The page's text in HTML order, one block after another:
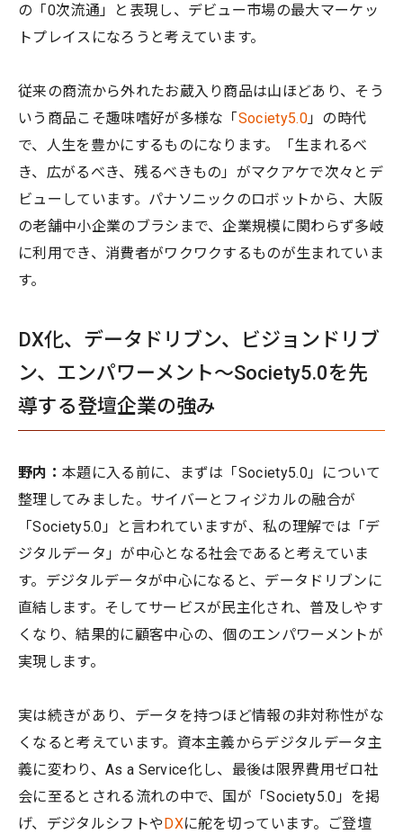
の「0次流通」と表現し、デビュー市場の最大マーケッ
トプレイスになろうと考えています。
従来の商流から外れたお蔵入り商品は山ほどあり、そう
いう商品こそ趣味嗜好が多様な「Society5.0 」の時代
で、人生を豊かにするものになります。「生まれるべ
き、広がるべき、残るべきもの」がマクアケで次々とデ
ビューしています。パナソニックのロボットから、大阪
の老舗中小企業のブラシまで、企業規模に関わらず多岐
に利用でき、消費者がワクワクするものが生まれていま
す。
DX化、データドリブン、ビジョンドリブ
ン、エンパワーメント～Society5.0を先
導する登壇企業の強み
野内： 本題に入る前に、まずは「Society5.0」について
整理してみました。サイバーとフィジカルの融合が
「Society5.0」と言われていますが、私の理解では「デ
ジタルデータ」が中心となる社会であると考えていま
す。デジタルデータが中心になると、データドリブンに
直結します。そしてサービスが民主化され、普及しやす
くなり、結果的に顧客中心の、個のエンパワーメントが
実現します。
実は続きがあり、データを持つほど情報の非対称性がな
くなると考えています。資本主義からデジタルデータ主
義に変わり、As a Service化し、最後は限界費用ゼロ社
会に至るとされる流れの中で、国が「Society5.0」を掲
げ、デジタルシフトやDXに舵を切っています。ご登壇